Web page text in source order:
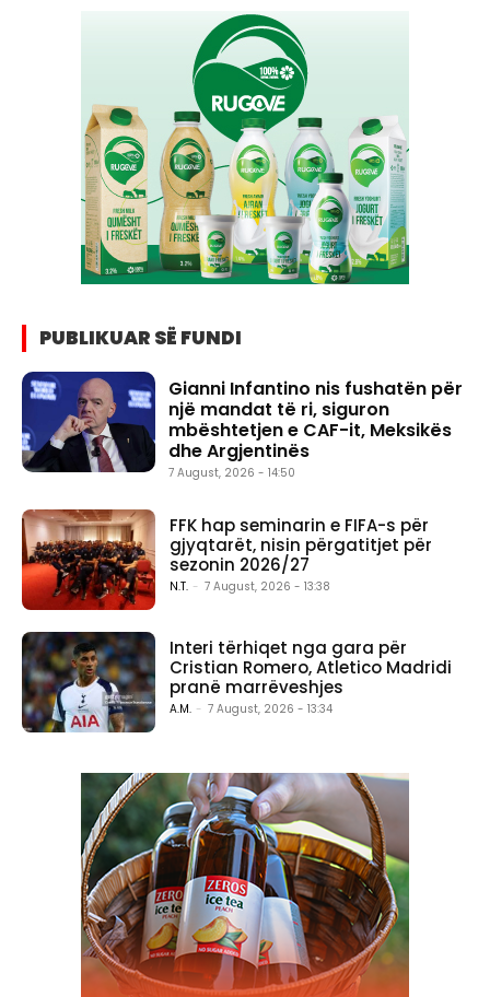
PUBLIKUAR SË FUNDI
Gianni Infantino nis fushatën për
një mandat të ri, siguron
mbështetjen e CAF-it, Meksikës
dhe Argjentinës
7 August, 2026 - 14:50
FFK hap seminarin e FIFA-s për
gjyqtarët, nisin përgatitjet për
sezonin 2026/27
N.T. - 7 August, 2026 - 13:38
Interi tërhiqet nga gara për
Cristian Romero, Atletico Madridi
pranë marrëveshjes
A.M. - 7 August, 2026 - 13:34